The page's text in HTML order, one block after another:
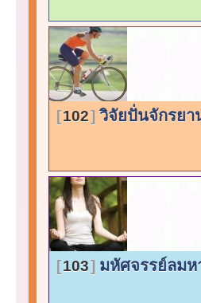
102 วิจัยปั่นจักรยา
103 มหัศจรรย์ลม